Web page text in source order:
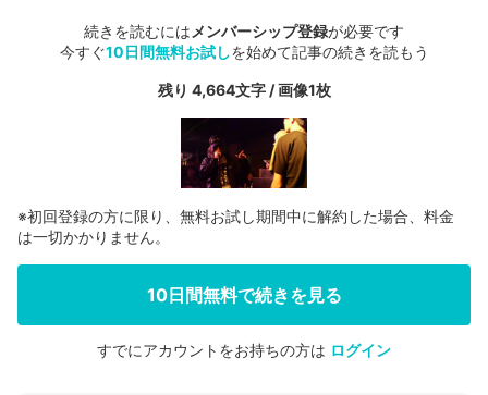
続きを読むには メンバーシップ登録が必要です
今すぐ10日間無料お試しを始めて記事の続きを読もう
残り 4,664文字 / 画像1枚
会員登録する
※初回登録の方に限り、無料お試し期間中に解約した場合、料金
は一切かかりません。
10日間無料で続きを見る
すでにアカウントをお持ちの方は ログイン